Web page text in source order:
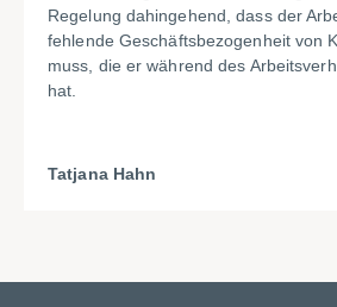
Regelung dahingehend, dass der
fehlende Geschäftsbezogenheit von
muss, die er während des
hat.
Tatjana Hahn